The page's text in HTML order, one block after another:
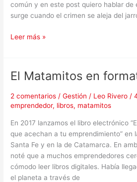
común y en este post quiero hablar de
surge cuando el crimen se aleja del
no
funciona
Leer más »
El Matamitos en
2 comentarios /Gestión / Leo Rivero /
emprendedor, libros, matamitos
En 2017 lanzamos el libro electrónico
que acechan a tu emprendimiento” en
Santa Fe y en la de Catamarca. En
noté que a muchos emprendedores
cómodo leer libros digitales. Había
el planeta a través de
El
en
formato